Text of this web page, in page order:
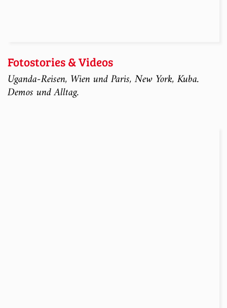
Fotostories & Videos
Uganda-Reisen, Wien und Paris, New York, Kuba.
Demos und Alltag.